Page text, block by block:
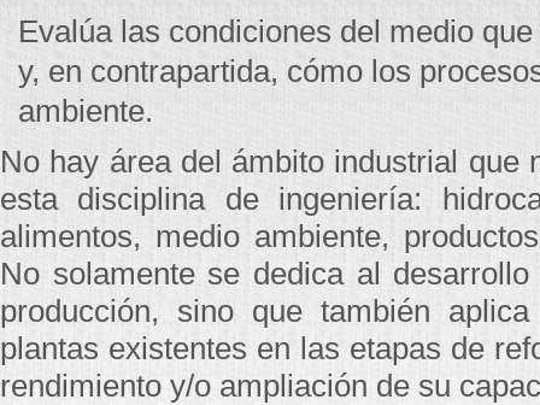
Evalúa las condiciones del medio
y, en contrapartida, cómo los
ambiente.
No hay área del ámbito industrial que
esta disciplina de ingeniería:
alimentos, medio ambiente,
No solamente se dedica al
producción, sino que también
plantas existentes en las etapas de
rendimiento y/o ampliación de su